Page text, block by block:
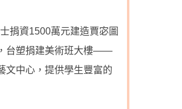
捐資1500萬元建造賈宓圖
台塑捐建美術班大樓——
文中心，提供學生豐富的